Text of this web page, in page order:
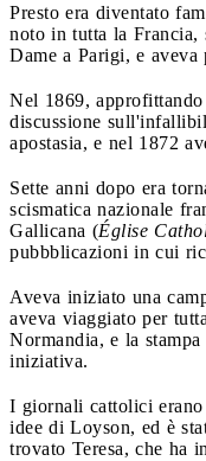
Presto era diventato
noto in tutta la Francia,
Dame a Parigi, e aveva
Nel 1869,
discussione
apostasia, e nel 1872
Sette anni dopo era
scismatica nazionale
Gallicana (Église
pubbblicazioni in cui
Aveva iniziato una
aveva viaggiato per
Normandia, e la
iniziativa.
I giornali cattolici
idee di Loyson, ed è
trovato Teresa, che ha